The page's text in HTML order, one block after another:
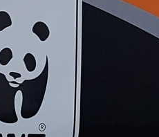
Source
8 mai 2025